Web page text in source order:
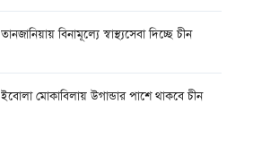
তানজানিয়ায় বিনামূল্যে স্বাস্থ্যসেবা দিচ্ছে চীন
ইবোলা মোকাবিলায় উগান্ডার পাশে থাকবে চীন